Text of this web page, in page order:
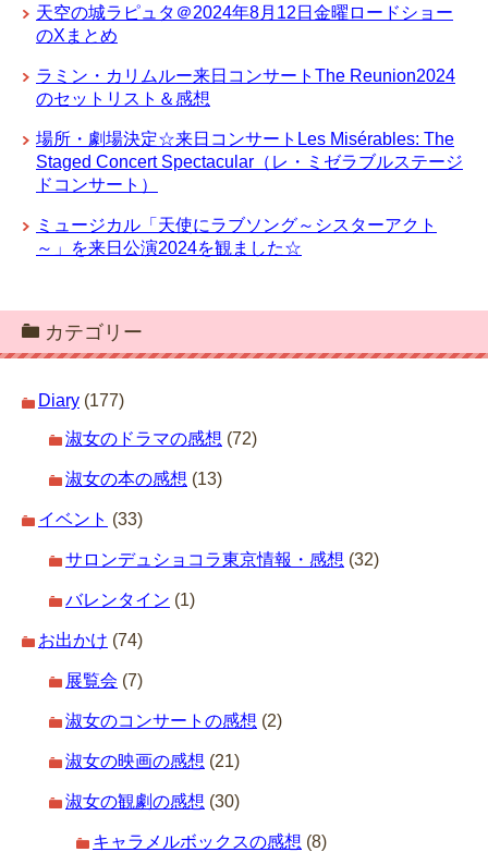
天空の城ラピュタ＠2024年8月12日金曜ロードショー
のXまとめ
ラミン・カリムルー来日コンサートThe Reunion2024
のセットリスト＆感想
場所・劇場決定☆来日コンサートLes Misérables: The
Staged Concert Spectacular（レ・ミゼラブルステージ
ドコンサート）
ミュージカル「天使にラブソング～シスターアクト
～」を来日公演2024を観ました☆
カテゴリー
Diary (177)
淑女のドラマの感想 (72)
淑女の本の感想 (13)
イベント (33)
サロンデュショコラ東京情報・感想 (32)
バレンタイン (1)
お出かけ (74)
展覧会 (7)
淑女のコンサートの感想 (2)
淑女の映画の感想 (21)
淑女の観劇の感想 (30)
キャラメルボックスの感想 (8)